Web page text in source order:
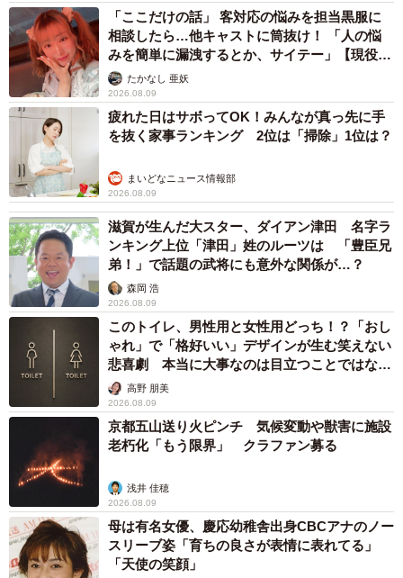
「ここだけの話」 客対応の悩みを担当黒服に
相談したら…他キャストに筒抜け！ 「人の悩
みを簡単に漏洩するとか、サイテー」【現役キ
ャストに取材】
たかなし 亜妖
2026.08.09
疲れた日はサボってOK！みんなが真っ先に手
を抜く家事ランキング 2位は「掃除」1位は？
まいどなニュース情報部
2026.08.09
滋賀が生んだ大スター、ダイアン津田 名字ラ
ンキング上位「津田」姓のルーツは 「豊臣兄
弟！」で話題の武将にも意外な関係が…？
森岡 浩
2026.08.09
このトイレ、男性用と女性用どっち！？「おし
ゃれ」で「格好いい」デザインが生む笑えない
悲喜劇 本当に大事なのは目立つことではな
く…高野 朋美
2026.08.09
京都五山送り火ピンチ 気候変動や獣害に施設
老朽化「もう限界」 クラファン募る
浅井 佳穂
2026.08.09
母は有名女優、慶応幼稚舎出身CBCアナのノー
スリーブ姿「育ちの良さが表情に表れてる」
「天使の笑顔」